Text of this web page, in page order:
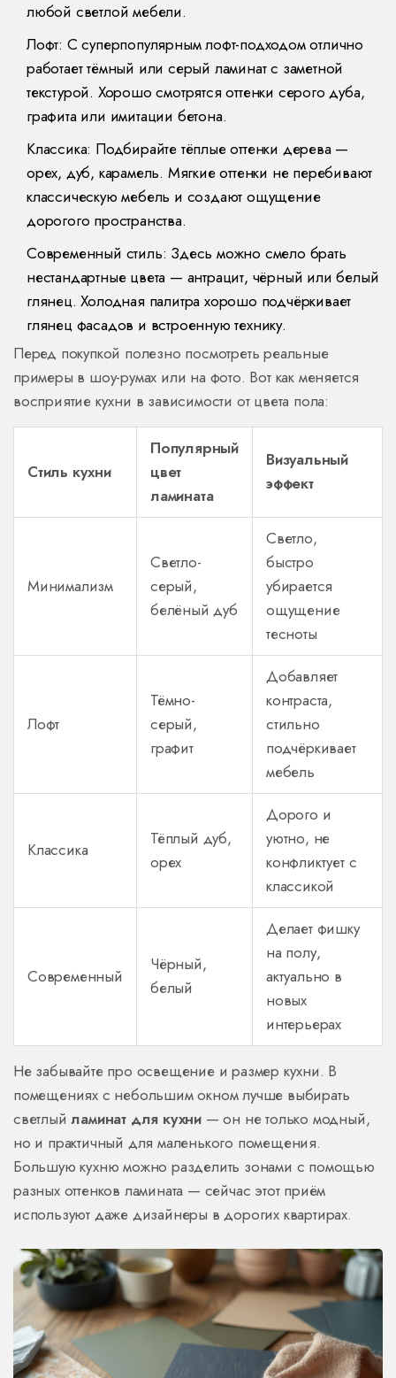
любой светлой мебели.
Лофт: С суперпопулярным лофт-подходом отлично
работает тёмный или серый ламинат с заметной
текстурой. Хорошо смотрятся оттенки серого дуба,
графита или имитации бетона.
Классика: Подбирайте тёплые оттенки дерева —
орех, дуб, карамель. Мягкие оттенки не перебивают
классическую мебель и создают ощущение
дорогого пространства.
Современный стиль: Здесь можно смело брать
нестандартные цвета — антрацит, чёрный или белый
глянец. Холодная палитра хорошо подчёркивает
глянец фасадов и встроенную технику.
Перед покупкой полезно посмотреть реальные
примеры в шоу-румах или на фото. Вот как меняется
восприятие кухни в зависимости от цвета пола:
Стиль кухни
Популярный
цвет
ламината
Визуальный
эффект
Минимализм
Светло-
серый,
белёный дуб
Светло,
быстро
убирается
ощущение
тесноты
Лофт
Тёмно-
серый,
графит
Добавляет
контраста,
стильно
подчёркивает
мебель
Классика
Тёплый дуб,
орех
Дорого и
уютно, не
конфликтует с
классикой
Современный
Чёрный,
белый
Делает фишку
на полу,
актуально в
новых
интерьерах
Не забывайте про освещение и размер кухни. В
помещениях с небольшим окном лучше выбирать
светлыйламинат для кухни — он не только модный,
но и практичный для маленького помещения.
Большую кухню можно разделить зонами с помощью
разных оттенков ламината — сейчас этот приём
используют даже дизайнеры в дорогих квартирах.